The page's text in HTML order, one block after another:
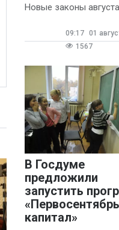
Новые законы августа
09:17 01
1567
В Госдуме
предложили
запустить
капитал»